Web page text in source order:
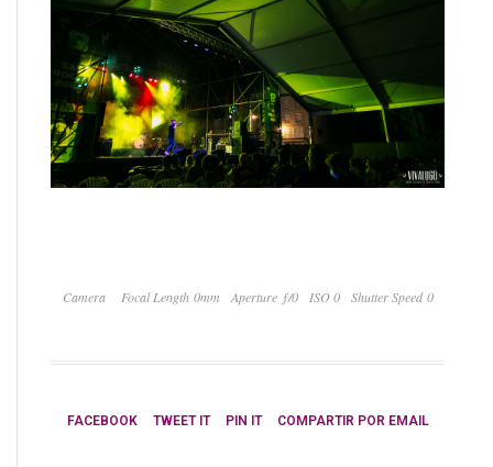
Camera Focal Length 0mm Aperture ƒ/0 ISO 0 Shutter Speed 0
FACEBOOK TWEET IT PIN IT COMPARTIR POR EMAIL